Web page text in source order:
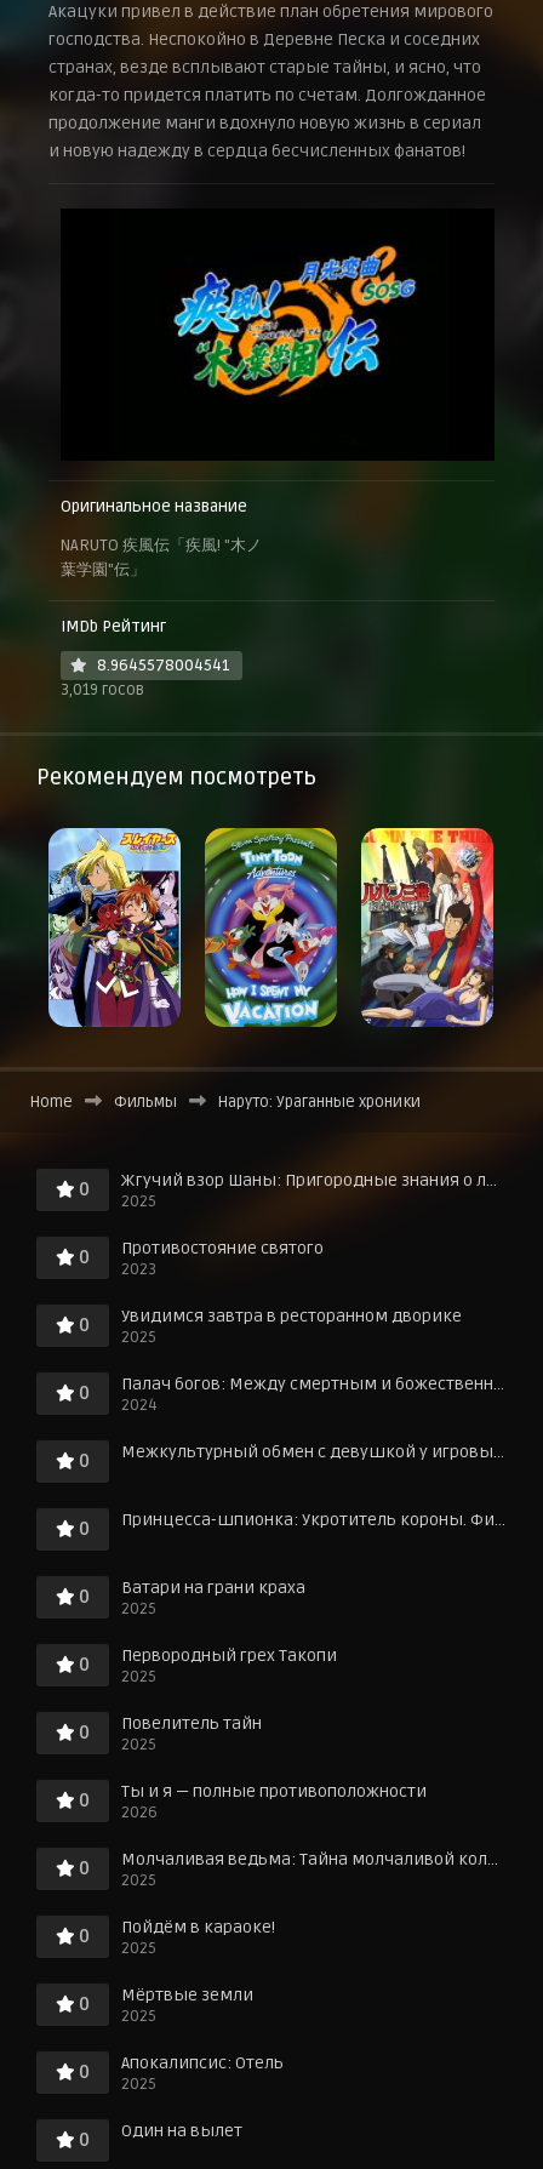
Акацуки привел в действие план обретения мирового
господства. Неспокойно в Деревне Песка и соседних
странах, везде всплывают старые тайны, и ясно, что
когда-то придется платить по счетам. Долгожданное
продолжение манги вдохнуло новую жизнь в сериал
и новую надежду в сердца бесчисленных фанатов!
Оригинальное название
NARUTO 疾風伝「疾風! "木ノ
葉学園"伝」
IMDb Рейтинг
8.9645578004541
3,019 госов
Рекомендуем посмотреть
Home Фильмы Наруто: Ураганные хроники
0 Жгучий взор Шаны: Пригородные знания о любви в горячих источниках!
2025
0 Противостояние святого
2023
0 Увидимся завтра в ресторанном дворике
2025
0 Палач богов: Между смертным и божественным царством
2024
0 Межкультурный обмен с девушкой у игровых автоматов
0 Принцесса-шпионка: Укротитель короны. Фильм третий
0 Ватари на грани краха
2025
0 Первородный грех Такопи
2025
0 Повелитель тайн
2025
0 Ты и я — полные противоположности
2026
0 Молчаливая ведьма: Тайна молчаливой колдуньи
2025
0 Пойдём в караоке!
2025
0 Мёртвые земли
2025
0 Апокалипсис: Отель
2025
0 Один на вылет